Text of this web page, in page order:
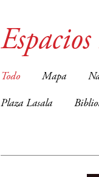
Todo Mapa
Plaza Lasala